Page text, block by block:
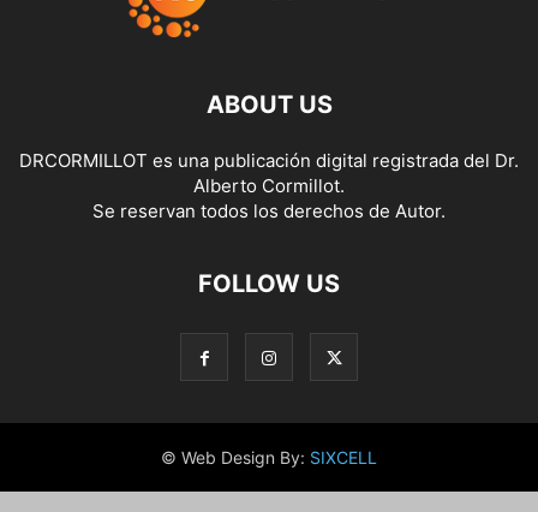
ABOUT US
DRCORMILLOT es una publicación digital registrada del Dr.
Alberto Cormillot.
Se reservan todos los derechos de Autor.
FOLLOW US
© Web Design By: SIXCELL